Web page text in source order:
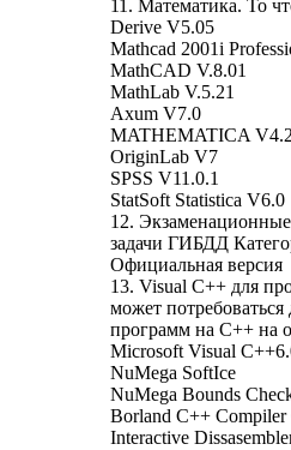
11. Математика. То
Derive V5.05
Mathcad 2001i
MathCAD V.8.01
MathLab V.5.21
Axum V7.0
MATHEMATICA V4.2
OriginLab V7
SPSS V11.0.1
StatSoft Statistica V6.0
12.
задачи ГИБДД
Официальная версия
13. Visual C++ для
может потребоваться
программ на С++ на
Microsoft Visual
NuMega SoftIce
NuMega Bounds
Borland C++
Interactive